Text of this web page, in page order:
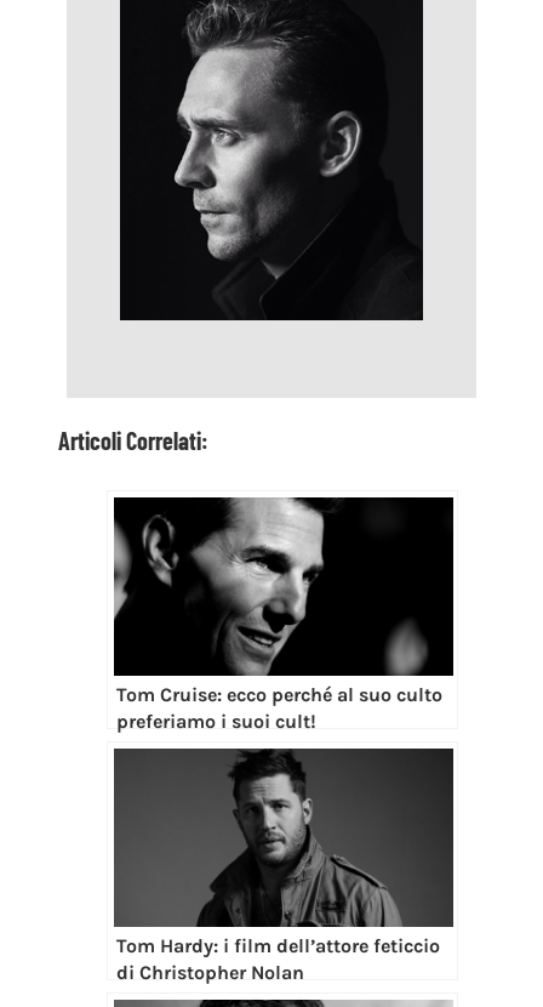
Articoli Correlati:
Tom Cruise: ecco perché al suo culto
preferiamo i suoi cult!
Tom Hardy: i film dell’attore feticcio
di Christopher Nolan